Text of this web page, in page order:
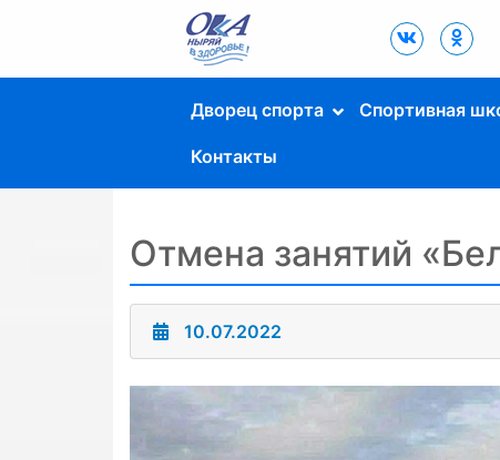
Дворец Спорта
"Ока" г. Пущино
Дворец спорта Спортивная
Контакты
Отмена занятий
10.07.2022